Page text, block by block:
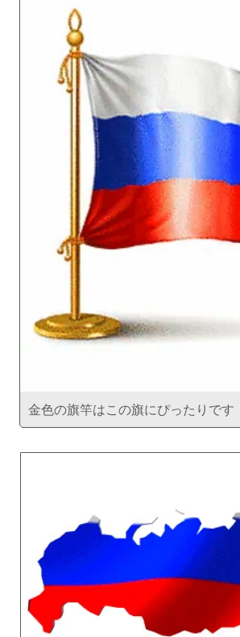
金色の旗竿はこの旗にぴったりです